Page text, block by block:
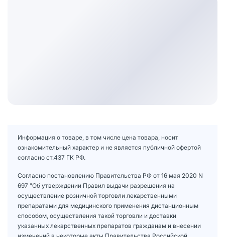
Информация о товаре, в том числе цена товара, носит
ознакомительный характер и не является публичной офертой
согласно ст.437 ГК РФ.
Согласно постановлению Правительства РФ от 16 мая 2020 N
697 "Об утверждении Правил выдачи разрешения на
осуществление розничной торговли лекарственными
препаратами для медицинского применения дистанционным
способом, осуществления такой торговли и доставки
указанных лекарственных препаратов гражданам и внесении